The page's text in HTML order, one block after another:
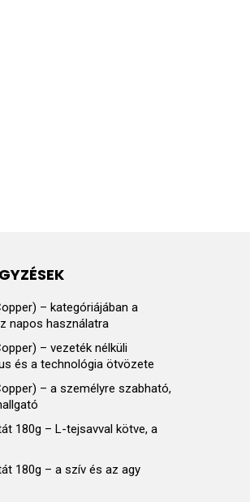
– kategóriájában a
napos használatra
– vezeték nélküli
és a technológia ötvözete
– a személyre szabható,
180g – L-tejsavval kötve, a
180g – a szív és az agy